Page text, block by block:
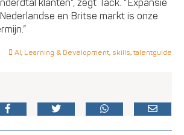
klanten”, zegt Tack. “Expansie
en Britse markt is onze
AI, Learning & Development, skills,talentguide